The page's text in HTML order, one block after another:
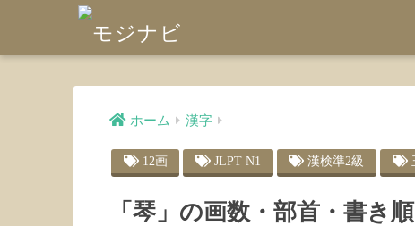
ホーム 漢字
12画 JLPT N1 漢検準2級
「琴」の画数・部首・書き